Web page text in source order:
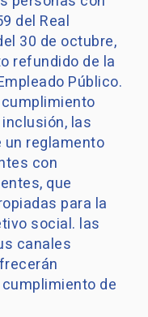
del Real
30 de octubre,
refundido de la
Público.
las
reglamento
con
que
para la
social. las
canales
de